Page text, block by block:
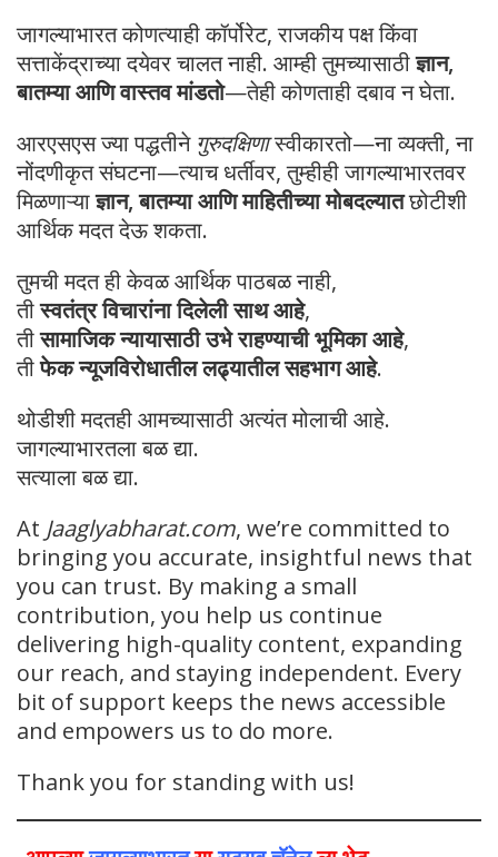
जागल्याभारत कोणत्याही कॉर्पोरेट, राजकीय पक्ष किंवा
सत्ताकेंद्राच्या दयेवर चालत नाही. आम्ही तुमच्यासाठीज्ञान,
बातम्या आणि वास्तव मांडतो—तेही कोणताही दबाव न घेता.
आरएसएस ज्या पद्धतीने गुरुदक्षिणास्वीकारतो—ना व्यक्ती, ना
नोंदणीकृत संघटना—त्याच धर्तीवर, तुम्हीही जागल्याभारतवर
मिळणाऱ्याज्ञान, बातम्या आणि माहितीच्या मोबदल्यातछोटीशी
आर्थिक मदत देऊ शकता.
तुमची मदत ही केवळ आर्थिक पाठबळ नाही,
तीस्वतंत्र विचारांना दिलेली साथ आहे,
तीसामाजिक न्यायासाठी उभे राहण्याची भूमिका आहे,
तीफेक न्यूजविरोधातील लढ्यातील सहभाग आहे.
थोडीशी मदतही आमच्यासाठी अत्यंत मोलाची आहे.
जागल्याभारतला बळ द्या.
सत्याला बळ द्या.
At Jaaglyabharat.com, we’re committed to
bringing you accurate, insightful news that
you can trust. By making a small
contribution, you help us continue
delivering high-quality content, expanding
our reach, and staying independent. Every
bit of support keeps the news accessible
and empowers us to do more.
Thank you for standing with us!